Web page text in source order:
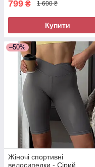
799 ₴ 1 600 ₴
Купити
–50%
Жіночі спортивні
велосипедки - Сірий